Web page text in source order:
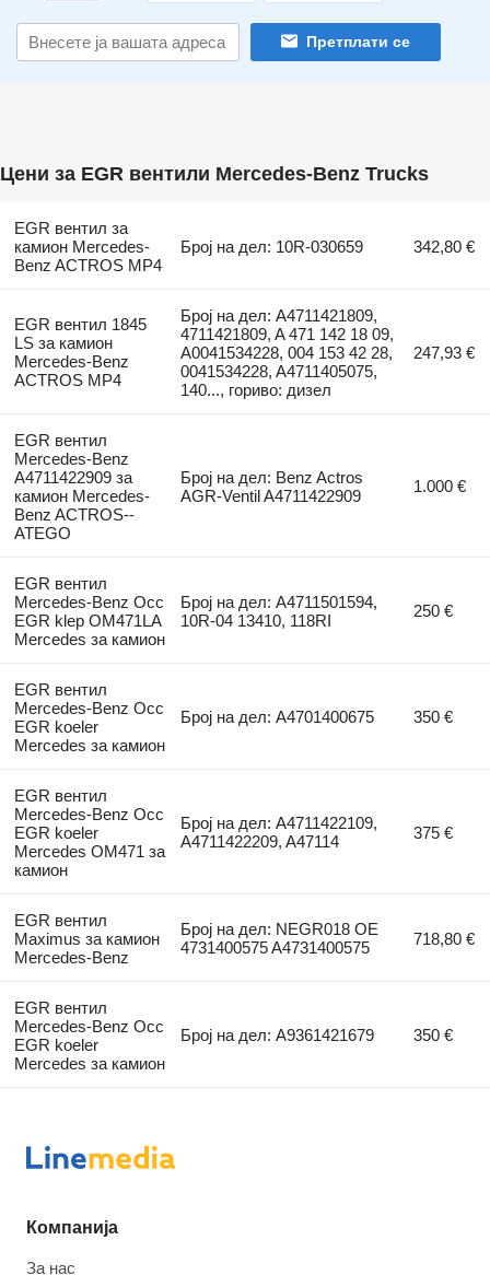
Претплати се
Цени за EGR вентили Mercedes-Benz Trucks
EGR вентил за
камион Mercedes-
Benz ACTROS MP4
Број на дел: 10R-030659 342,80 €
EGR вентил 1845
LS за камион
Mercedes-Benz
ACTROS MP4
Број на дел: A4711421809,
4711421809, A 471 142 18 09,
A0041534228, 004 153 42 28,
0041534228, A4711405075,
140..., гориво: дизел
247,93 €
EGR вентил
Mercedes-Benz
A4711422909 за
камион Mercedes-
Benz ACTROS--
ATEGO
Број на дел: Benz Actros
AGR-Ventil A4711422909
1.000 €
EGR вентил
Mercedes-Benz Occ
EGR klep OM471LA
Mercedes за камион
Број на дел: A4711501594,
10R-04 13410, 118RI
250 €
EGR вентил
Mercedes-Benz Occ
EGR koeler
Mercedes за камион
Број на дел: A4701400675 350 €
EGR вентил
Mercedes-Benz Occ
EGR koeler
Mercedes OM471 за
камион
Број на дел: A4711422109,
A4711422209, A47114
375 €
EGR вентил
Maximus за камион
Mercedes-Benz
Број на дел: NEGR018 OE
4731400575 A4731400575
718,80 €
EGR вентил
Mercedes-Benz Occ
EGR koeler
Mercedes за камион
Број на дел: A9361421679 350 €
Компанија
За нас